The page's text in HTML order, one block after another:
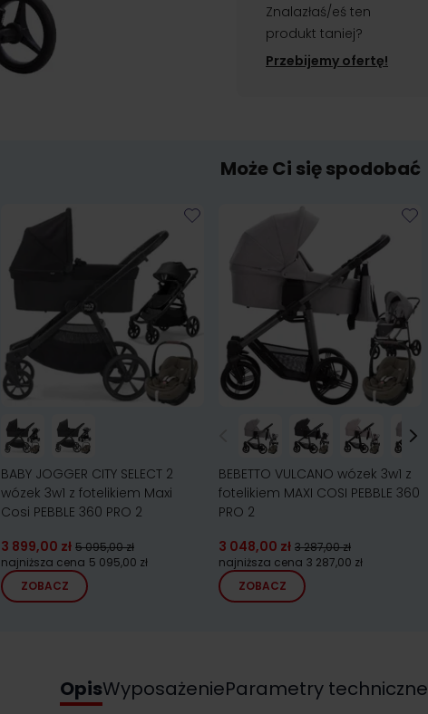
Znalazłaś/eś ten
produkt taniej?
Przebijemy ofertę!
Może Ci się spodobać
BABY JOGGER CITY SELECT 2
wózek 3w1 z fotelikiem Maxi
Cosi PEBBLE 360 PRO 2
3 899,00 zł 5 095,00 zł
najniższa cena 5 095,00 zł
ZOBACZ
BEBETTO VULCANO wózek 3w1 z
fotelikiem MAXI COSI PEBBLE 360
PRO 2
3 048,00 zł 3 287,00 zł
najniższa cena 3 287,00 zł
ZOBACZ
OpisWyposażenieParametry techniczne